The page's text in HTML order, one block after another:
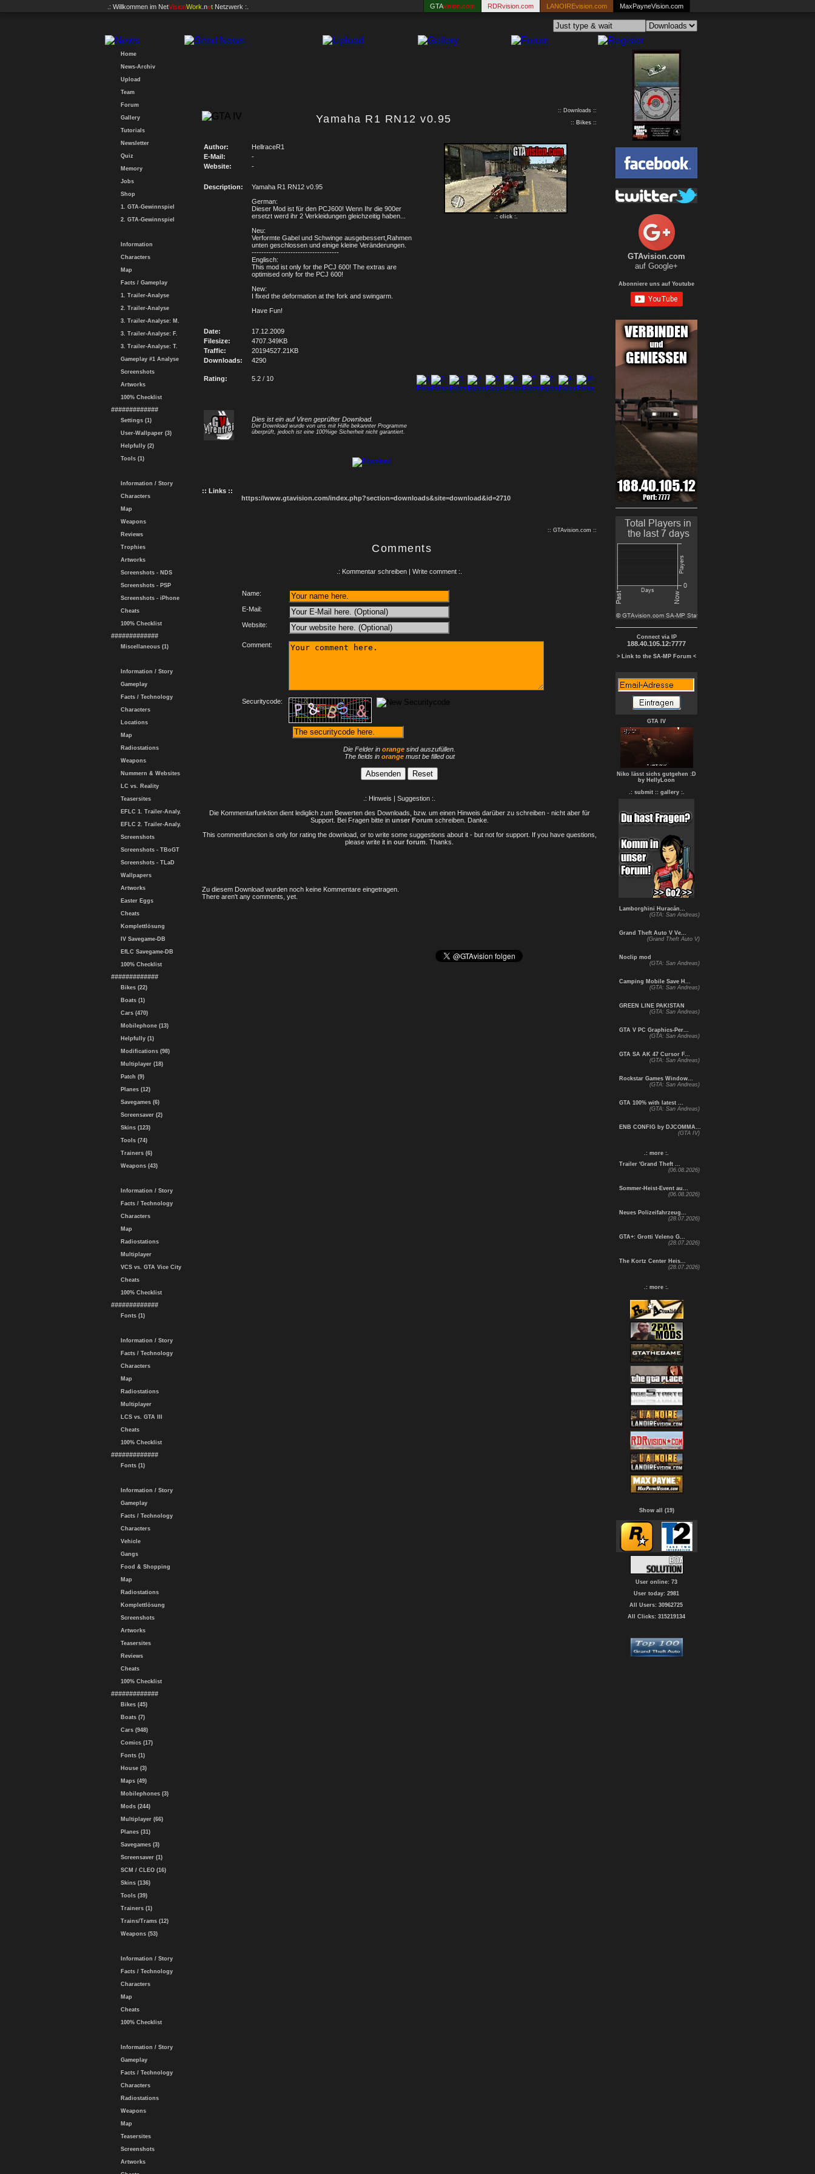
.: Willkommen im NetVisionWork .net Netzwerk :. GTAvision.com RDRvision.com LANOIREvision.com MaxPayneVision.com
Home
News-Archiv
Upload
Team
Forum
Gallery
Tutorials
Newsletter
Quiz
Memory
Jobs
Shop
1. GTA-Gewinnspiel
2. GTA-Gewinnspiel
Information
Characters
Map
Facts / Gameplay
1. Trailer-Analyse
2. Trailer-Analyse
3. Trailer-Analyse: M.
3. Trailer-Analyse: F.
3. Trailer-Analyse: T.
Gameplay #1 Analyse
Screenshots
Artworks
100% Checklist
#############
Settings (1)
User-Wallpaper (3)
Helpfully (2)
Tools (1)
Information / Story
Characters
Map
Weapons
Reviews
Trophies
Artworks
Screenshots - NDS
Screenshots - PSP
Screenshots - iPhone
Cheats
100% Checklist
#############
Miscellaneous (1)
Information / Story
Gameplay
Facts / Technology
Characters
Locations
Map
Radiostations
Weapons
Nummern & Websites
LC vs. Reality
Teasersites
EFLC 1. Trailer-Analy.
EFLC 2. Trailer-Analy.
Screenshots
Screenshots - TBoGT
Screenshots - TLaD
Wallpapers
Artworks
Easter Eggs
Cheats
Komplettlösung
IV Savegame-DB
EfLC Savegame-DB
100% Checklist
#############
Bikes (22)
Boats (1)
Cars (470)
Mobilephone (13)
Helpfully (1)
Modifications (98)
Multiplayer (18)
Patch (9)
Planes (12)
Savegames (6)
Screensaver (2)
Skins (123)
Tools (74)
Trainers (6)
Weapons (43)
Information / Story
Facts / Technology
Characters
Map
Radiostations
Multiplayer
VCS vs. GTA Vice City
Cheats
100% Checklist
#############
Fonts (1)
Information / Story
Facts / Technology
Characters
Map
Radiostations
Multiplayer
LCS vs. GTA III
Cheats
100% Checklist
#############
Fonts (1)
Information / Story
Gameplay
Facts / Technology
Characters
Vehicle
Gangs
Food & Shopping
Map
Radiostations
Komplettlösung
Screenshots
Artworks
Teasersites
Reviews
Cheats
100% Checklist
#############
Bikes (45)
Boats (7)
Cars (948)
Comics (17)
Fonts (1)
House (3)
Maps (49)
Mobilephones (3)
Mods (244)
Multiplayer (66)
Planes (31)
Savegames (3)
Screensaver (1)
SCM / CLEO (16)
Skins (136)
Tools (39)
Trainers (1)
Trains/Trams (12)
Weapons (53)
Information / Story
Facts / Technology
Characters
Map
Cheats
100% Checklist
Information / Story
Gameplay
Facts / Technology
Characters
Radiostations
Weapons
Map
Teasersites
Screenshots
Artworks
Yamaha R1 RN12 v0.95
:: Downloads ::
:: Bikes ::
Author: HellraceR1
.: click :.
E-Mail:
-
Website:
-
Description:
Yamaha R1 RN12 v0.95
German:
Dieser Mod ist für den PCJ600! Wenn Ihr die 900er
ersetzt werd ihr 2 Verkleidungen gleichzeitig haben...
Neu:
Verformte Gabel und Schwinge ausgebessert,Rahmen
unten geschlossen und einige kleine Veränderungen.
------------------------------------
Englisch:
This mod ist only for the PCJ 600! The extras are
optimised only for the PCJ 600!
New:
I fixed the deformation at the fork and swingarm.
Have Fun!
Date:
17.12.2009
Filesize:
4707.349KB
Traffic:
20194527.21KB
Downloads:
4290
Rating: 5.2 / 10
Dies ist ein auf Viren geprüfter Download.
Der Download wurde von uns mit Hilfe bekannter Programme
überprüft, jedoch ist eine 100%ige Sicherheit nicht garantiert.
:: Links ::
https://www.gtavision.com/index.php?section=downloads&site=download&id=2710
:: GTAvision.com ::
Comments
.: Kommentar schreiben | Write comment :.
Name:
E-Mail:
Website:
Comment:
Securitycode:
Die Felder in orange sind auszufüllen.
The fields in orangemust be filled out
.: Hinweis | Suggestion :.
Die Kommentarfunktion dient lediglich zum Bewerten des Downloads, bzw. um einen Hinweis darüber zu schreiben - nicht aber für
Support. Bei Fragen bitte in unser Forum schreiben. Danke.
This commentfunction is only for rating the download, or to write some suggestions about it - but not for support. If you have questions,
please write it in our forum . Thanks.
Zu diesem Download wurden noch keine Kommentare eingetragen.
There aren't any comments, yet.
GTAvision.com
auf Google+
Abonniere uns auf Youtube
Connect via IP
188.40.105.12:7777
> Link to the SA-MP Forum <
GTA IV
Niko lässt sichs gutgehen :D
by HellyLoon
.: submit : : gallery :.
Lamborghini Huracán...
(GTA: San Andreas)
Grand Theft Auto V Ve...
(Grand Theft Auto V)
Noclip mod
(GTA: San Andreas)
Camping Mobile Save H...
(GTA: San Andreas)
GREEN LINE PAKISTAN
(GTA: San Andreas)
GTA V PC Graphics-Per...
(GTA: San Andreas)
GTA SA AK 47 Cursor F...
(GTA: San Andreas)
Rockstar Games Window...
(GTA: San Andreas)
GTA 100% with latest ...
(GTA: San Andreas)
ENB CONFIG by DJCOMMA...
(GTA IV)
.: more :.
Trailer 'Grand Theft ...
(06.08.2026)
Sommer-Heist-Event au...
(06.08.2026)
Neues Polizeifahrzeug...
(28.07.2026)
GTA+: Grotti Veleno G...
(28.07.2026)
The Kortz Center Heis...
(28.07.2026)
.: more :.
Show all (19)
User online: 73
User today: 2981
All Users: 30962725
All Clicks: 315219134